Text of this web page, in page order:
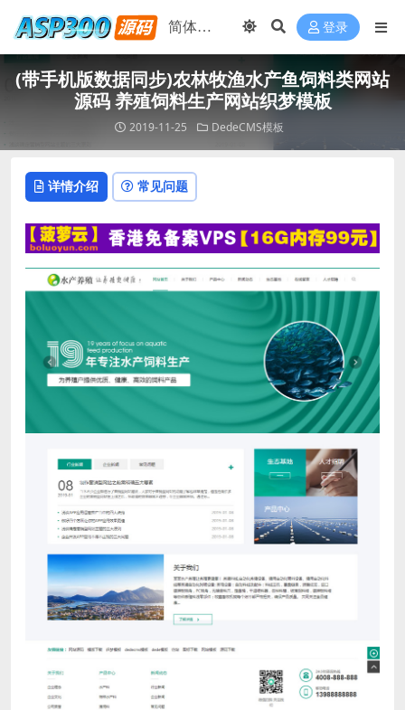
登录
(带手机版数据同步)农林牧渔水产鱼饲料类网站
源码 养殖饲料生产网站织梦模板
2019-11-25 DedeCMS模板
详情介绍 常见问题